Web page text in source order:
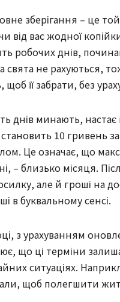
зберігання – це
від вас жодної
робочих днів,
свята не рахуються,
її забрати, без
днів минають,
становить 10 гривень
Це означає, що
– близько місяця.
але й гроші на
в буквальному сенсі.
з урахуванням
що ці терміни
ситуаціях.
щоб полегшити